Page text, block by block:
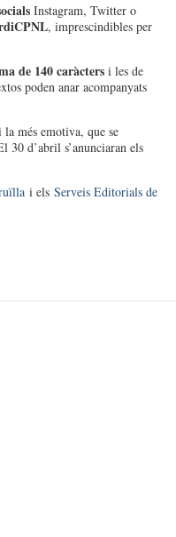
Instagram, Twitter o
, imprescindibles per
de 140 caràctersi les de
poden anar acompanyats
més emotiva, que se
30 d’abril s’anunciaran els
i els Serveis Editorials de